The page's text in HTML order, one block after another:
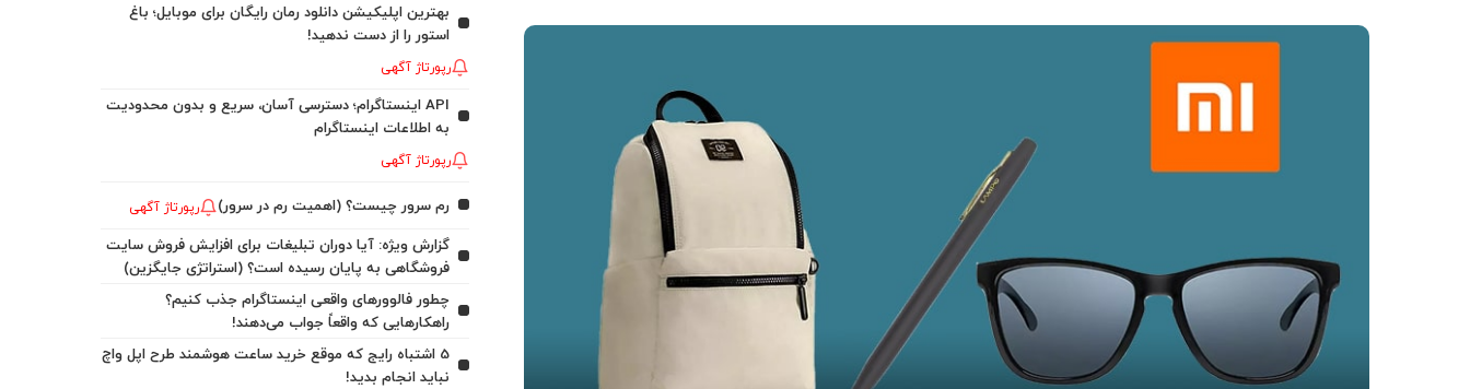
بهترین اپلیکیشن دانلود رمان رایگان برای موبایل؛ باغ
استور را از دست ندهید!
رپورتاژ آگهی
API اینستاگرام؛ دسترسی آسان، سریع و بدون محدودیت
به اطلاعات اینستاگرام
رپورتاژ آگهی
رم سرور چیست؟ (اهمیت رم در سرور) رپورتاژ آگهی
گزارش ویژه: آیا دوران تبلیغات برای افزایش فروش سایت
فروشگاهی به پایان رسیده است؟ (استراتژی جایگزین)
چطور فالوورهای واقعی اینستاگرام جذب کنیم؟
راهکارهایی که واقعاً جواب می‌دهند!
5 اشتباه رایج که موقع خرید ساعت هوشمند طرح اپل واچ
نباید انجام بدید!